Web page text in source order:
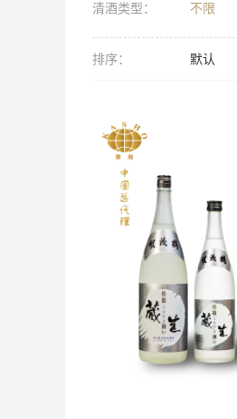
清酒类型： 不限
排序： 默认